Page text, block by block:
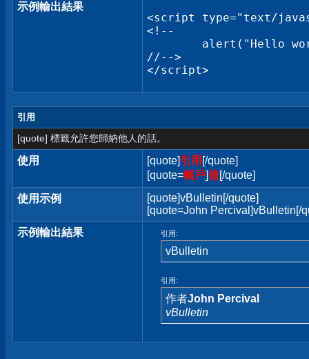
示例輸出結果
<script type="text/
<!--
//-->
</script>
引用
[quote] 標籤允許您歸納他人的話。
使用 [quote]引用 [/quote]
[quote=帳戶]值[/quote]
使用示例
[quote]vBulletin[/quote]
[quote=John Percival]vBulletin[/
示例輸出結果
引用:
vBulletin
引用:
作者John Percival
vBulletin